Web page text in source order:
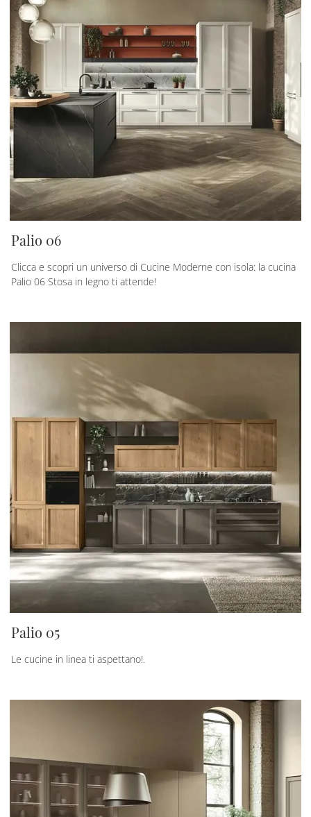
Palio 06
Clicca e scopri un universo di Cucine Moderne con isola: la cucina
Palio 06 Stosa in legno ti attende!
Palio 05
Le cucine in linea ti aspettano!.